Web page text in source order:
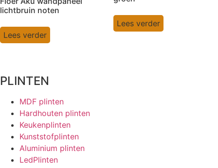
lichtbruin noten
Lees verder
Lees verder
PLINTEN
MDF plinten
Hardhouten plinten
Keukenplinten
Kunststofplinten
Aluminium plinten
LedPlinten